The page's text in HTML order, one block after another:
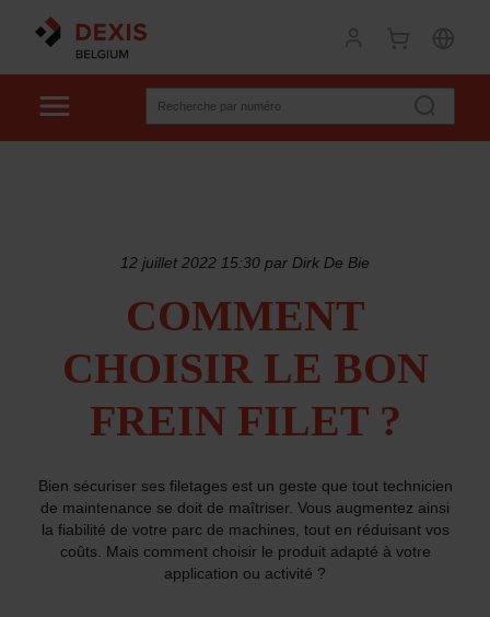
12 juillet 2022 15:30 par Dirk De Bie
COMMENT
CHOISIR LE BON
FREIN FILET ?
Bien sécuriser ses filetages est un geste que tout technicien
de maintenance se doit de maîtriser. Vous augmentez ainsi
la fiabilité de votre parc de machines, tout en réduisant vos
coûts. Mais comment choisir le produit adapté à votre
application ou activité ?